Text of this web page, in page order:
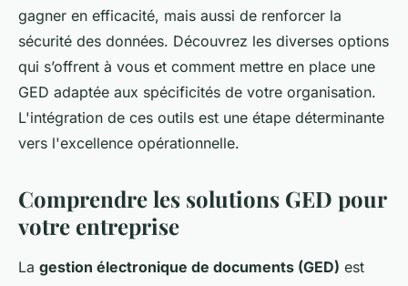
gagner en efficacité, mais aussi de renforcer la
sécurité des données. Découvrez les diverses options
qui s’offrent à vous et comment mettre en place une
GED adaptée aux spécificités de votre organisation.
L'intégration de ces outils est une étape déterminante
vers l'excellence opérationnelle.
Comprendre les solutions GED pour
votre entreprise
La gestion électronique de documents (GED) est